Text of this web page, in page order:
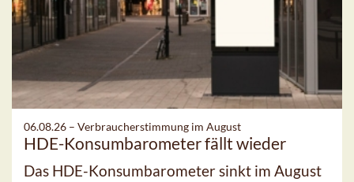
06.08.26 – Verbraucherstimmung im August
HDE-Konsumbarometer fällt wieder
Das HDE-Konsumbarometer sinkt im August